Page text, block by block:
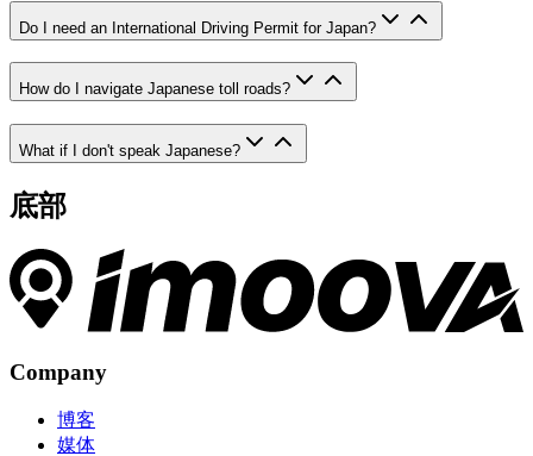
Do I need an International Driving Permit for Japan?
How do I navigate Japanese toll roads?
What if I don't speak Japanese?
底部
Company
博客
媒体